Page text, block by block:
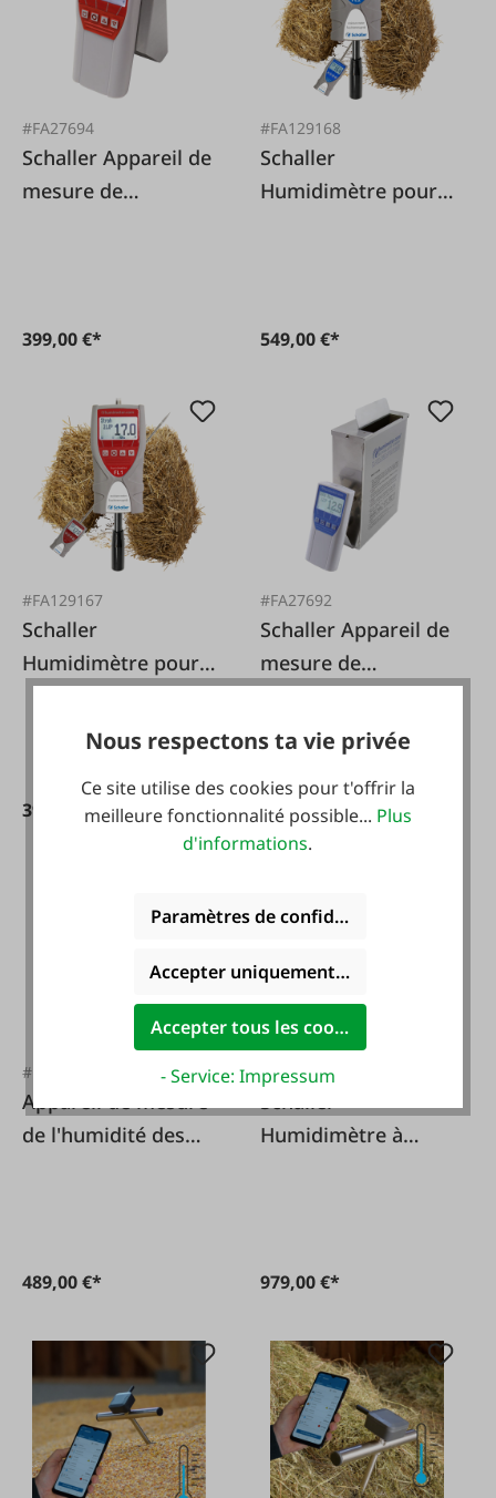
#FA27694
Schaller Appareil de
mesure de
399,00 €*
#FA129168
Schaller
Humidimètre pour
549,00 €*
#FA129167
Schaller
Humidimètre pour
399,00 €*
#FA27692
Schaller Appareil de
mesure de
grains FS 2
979,00 €*
#FA27693
Appareil de mesure
de l'humidité des
489,00 €*
#FA135048
Humidimètre à
979,00 €*
Nous respectons ta vie privée
Ce site utilise des cookies pour t'offrir la
meilleure fonctionnalité possible... Plus
d'informations.
Paramètres de confidentialité
Accepter uniquement les cookies
Accepter tous les cookies
- Service: Impressum